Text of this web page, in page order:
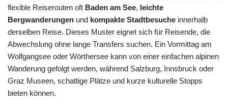
flexible Reiserouten oft Baden am See, leichte
Bergwanderungen und kompakte Stadtbesuche innerhalb
derselben Reise. Dieses Muster eignet sich für Reisende, die
Abwechslung ohne lange Transfers suchen. Ein Vormittag am
Wolfgangsee oder Wörthersee kann von einer einfachen alpinen
Wanderung gefolgt werden, während Salzburg, Innsbruck oder
Graz Museen, schattige Plätze und kurze kulturelle Stopps
bieten können.